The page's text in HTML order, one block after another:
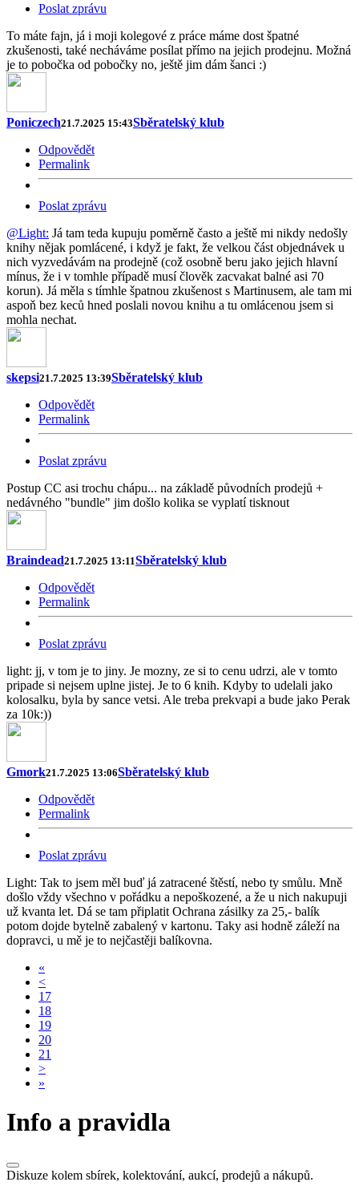
Poslat zprávu
To máte fajn, já i moji kolegové z práce máme dost špatné
zkušenosti, také necháváme posílat přímo na jejich prodejnu. Možná
je to pobočka od pobočky no, ještě jim dám šanci :)
Poniczech21.7.2025 15:43Sběratelský klub
Odpovědět
Permalink
Poslat zprávu
@Light: Já tam teda kupuju poměrně často a ještě mi nikdy nedošly
knihy nějak pomlácené, i když je fakt, že velkou část objednávek u
nich vyzvedávám na prodejně (což osobně beru jako jejich hlavní
mínus, že i v tomhle případě musí člověk zacvakat balné asi 70
korun). Já měla s tímhle špatnou zkušenost s Martinusem, ale tam mi
aspoň bez keců hned poslali novou knihu a tu omlácenou jsem si
mohla nechat.
skepsi21.7.2025 13:39Sběratelský klub
Odpovědět
Permalink
Poslat zprávu
Postup CC asi trochu chápu... na základě původních prodejů +
nedávného "bundle" jim došlo kolika se vyplatí tisknout
Braindead21.7.2025 13:11Sběratelský klub
Odpovědět
Permalink
Poslat zprávu
light: jj, v tom je to jiny. Je mozny, ze si to cenu udrzi, ale v tomto
pripade si nejsem uplne jistej. Je to 6 knih. Kdyby to udelali jako
kolosalku, byla by sance vetsi. Ale treba prekvapi a bude jako Perak
za 10k:))
Gmork21.7.2025 13:06Sběratelský klub
Odpovědět
Permalink
Poslat zprávu
Light: Tak to jsem měl buď já zatracené štěstí, nebo ty smůlu. Mně
došlo vždy všechno v pořádku a nepoškozené, a že u nich nakupuji
už kvanta let. Dá se tam připlatit Ochrana zásilky za 25,- balík
potom dojde bytelně zabalený v kartonu. Taky asi hodně záleží na
dopravci, u mě je to nejčastěji balíkovna.
«
<
17
18
19
20
21
>
»
Info a pravidla
Diskuze kolem sbírek, kolektování, aukcí, prodejů a nákupů.